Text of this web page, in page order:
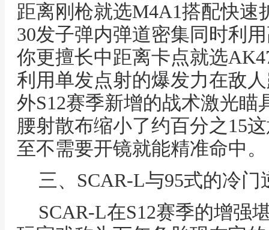
距离刚枪就选M4A1搭配快速
30发子弹内弹道密集同时利
你更擅长中距离卡点就选
利用单发点射的爆发力在敌
外S12赛季新增的战术激光
腰射散布缩小了约百分之15
至不需要开镜就能精准命中。
三、SCAR-L与95式的冷
SCAR-L在S12赛季的增强